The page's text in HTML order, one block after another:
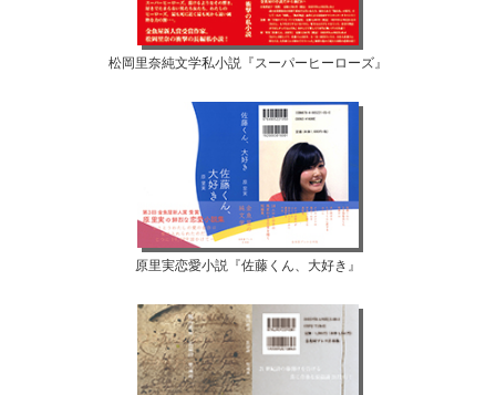
松岡里奈純文学私小説『スーパーヒーローズ』
原里実恋愛小説『佐藤くん、大好き』